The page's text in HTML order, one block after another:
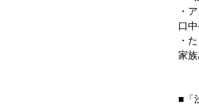
・
口
・
家
■「